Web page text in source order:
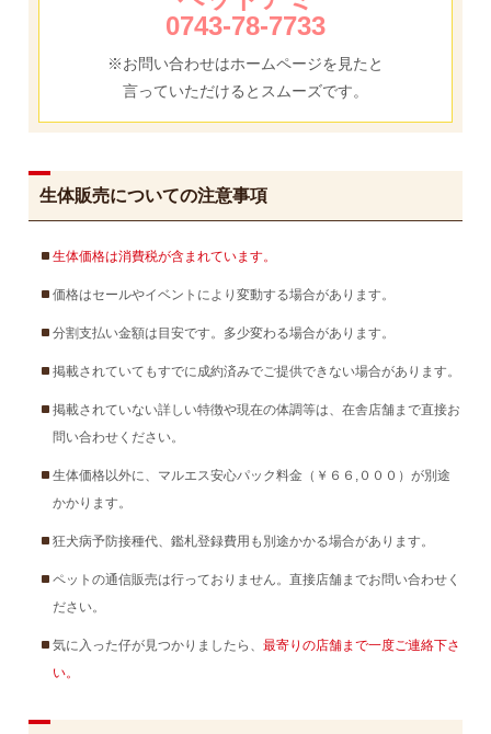
0743-78-7733
※お問い合わせはホームページを見たと
言っていただけるとスムーズです。
生体販売についての注意事項
生体価格は消費税が含まれています。
価格はセールやイベントにより変動する場合があります。
分割支払い金額は目安です。多少変わる場合があります。
掲載されていてもすでに成約済みでご提供できない場合があります。
掲載されていない詳しい特徴や現在の体調等は、在舎店舗まで直接お
問い合わせください。
生体価格以外に、マルエス安心パック料金（￥６６,０００）が別途
かかります。
狂犬病予防接種代、鑑札登録費用も別途かかる場合があります。
ペットの通信販売は行っておりません。直接店舗までお問い合わせく
ださい。
気に入った仔が見つかりましたら、 最寄りの店舗まで一度ご連絡下さ
い。